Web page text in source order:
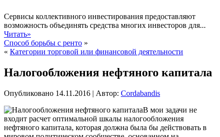
Сервисы коллективного инвестирования предоставляют
возможность объединять средства многих инвесторов для...
Читать»
Способ борьбы с ренто »
« Категории торговой или финансовой деятельности
Налогообложения нефтяного капитала
Опубликовано 14.11.2016 | Автор: Cordabandis
В мои задачи не
входит расчет оптимальной шкалы налогообложения
нефтяного капитала, которая должна была бы действовать в